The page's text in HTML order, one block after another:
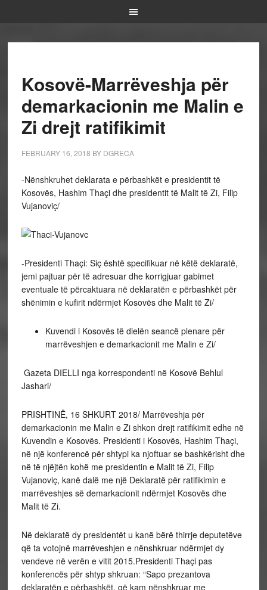
Kosovë-Marrëveshja për
demarkacionin me Malin e
Zi drejt ratifikimit
FEBRUARY 16, 2018 BY DGRECA
-Nënshkruhet deklarata e përbashkët e presidentit të
Kosovës, Hashim Thaçi dhe presidentit të Malit të Zi, Filip
Vujanoviç/
-Presidenti Thaçi: Siç është specifikuar në këtë deklaratë,
jemi pajtuar për të adresuar dhe korrigjuar gabimet
eventuale të përcaktuara në deklaratën e përbashkët për
shënimin e kufirit ndërmjet Kosovës dhe Malit të Zi/
Kuvendi i Kosovës të dielën seancë plenare për
marrëveshjen e demarkacionit me Malin e Zi/
Gazeta DIELLI nga korrespondenti në Kosovë Behlul
Jashari/
PRISHTINË, 16 SHKURT 2018/ Marrëveshja për
demarkacionin me Malin e Zi shkon drejt ratifikimit edhe në
Kuvendin e Kosovës. Presidenti i Kosovës, Hashim Thaçi,
në një konferencë për shtypi ka njoftuar se bashkërisht dhe
në të njëjtën kohë me presidentin e Malit të Zi, Filip
Vujanoviç, kanë dalë me një Deklaratë për ratifikimin e
marrëveshjes së demarkacionit ndërmjet Kosovës dhe
Malit të Zi.
Në deklaratë dy presidentët u kanë bërë thirrje deputetëve
që ta votojnë marrëveshjen e nënshkruar ndërmjet dy
vendeve në verën e vitit 2015.Presidenti Thaçi pas
konferencës për shtyp shkruan: “Sapo prezantova
deklaratën e përbashkët, që kam nënshkruar me